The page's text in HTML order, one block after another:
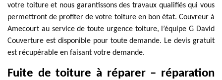
votre toiture et nous garantissons des travaux qualifiés qui vous
permettront de profiter de votre toiture en bon état. Couvreur à
Amecourt au service de toute urgence toiture, l’équipe G David
Couverture est disponible pour toute demande. Le devis gratuit
est récupérable en faisant votre demande.
Fuite de toiture à réparer – réparation